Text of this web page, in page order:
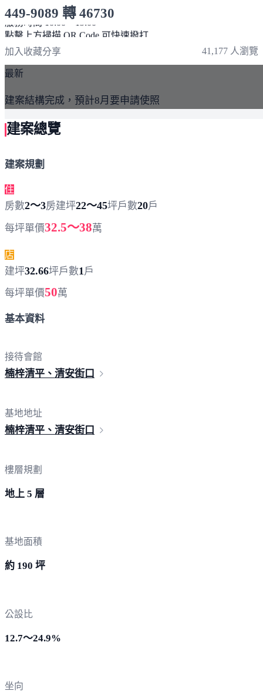
449-9089 轉 46730
服務時間 10:00～19:00
加入收藏分享 41,177 人瀏覽
最新
建案結構完成，預計8月要申請使照
建案總覽
建案規劃
住
房數2～3房建坪22～45坪戶數20戶
每坪單價32.5～38萬
店
建坪32.66坪戶數1 戶
每坪單價50萬
基本資料
接待會館
楠梓清平、清安街口
基地地址
楠梓清平、清安街口
樓層規劃
地上 5 層
基地面積
約 190 坪
公設比
12.7～24.9%
坐向